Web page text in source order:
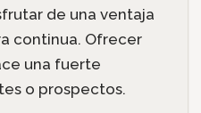
de una ventaja
continua. Ofrecer
una fuerte
o prospectos.